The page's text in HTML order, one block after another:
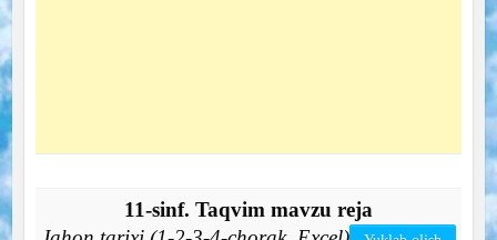
11-sinf. Taqvim mavzu reja